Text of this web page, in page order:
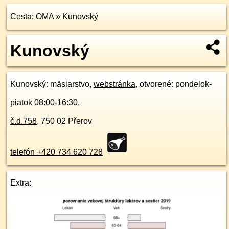
Cesta: OMA» Kunovský
Kunovský
Kunovský: mäsiarstvo, webstránka, otvorené: pondelok-
piatok 08:00-16:30,
č.d.758, 750 02 Přerov
telefón +420 734 620 728
Extra: